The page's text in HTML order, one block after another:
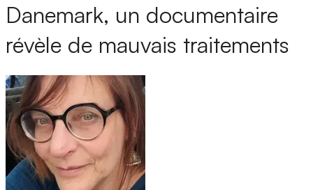
Danemark, un documentaire
révèle de mauvais traitements